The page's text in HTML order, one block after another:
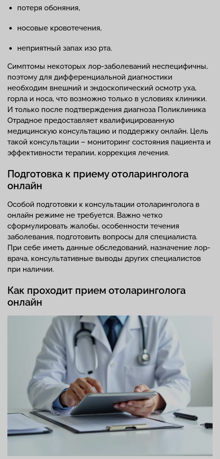
потеря обоняния,
носовые кровотечения,
неприятный запах изо рта.
Симптомы некоторых лор-заболеваний неспецифичны,
поэтому для дифференциальной диагностики
необходим внешний и эндоскопический осмотр уха,
горла и носа, что возможно только в условиях клиники.
И только после подтверждения диагноза Поликлиника
Отрадное предоставляет квалифицированную
медицинскую консультацию и поддержку онлайн. Цель
такой консультации – мониторинг состояния пациента и
эффективности терапии, коррекция лечения.
Подготовка к приему отоларинголога
онлайн
Особой подготовки к консультации отоларинголога в
онлайн режиме не требуется. Важно четко
сформулировать жалобы, особенности течения
заболевания, подготовить вопросы для специалиста.
При себе иметь данные обследований, назначение лор-
врача, консультативные выводы других специалистов
при наличии.
Как проходит прием отоларинголога
онлайн